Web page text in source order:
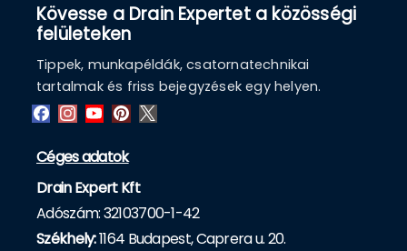
Kövesse a Drain Expertet a közösségi
felületeken
Tippek, munkapéldák, csatornatechnikai
tartalmak és friss bejegyzések egy helyen.
Céges adatok
Drain Expert Kft
Adószám: 32103700-1-42
Székhely:1164 Budapest, Caprera u. 20.